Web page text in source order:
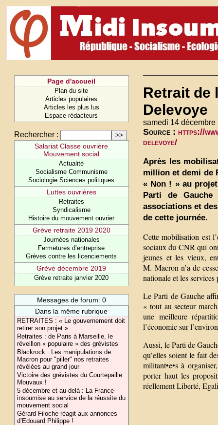
Page d'accueil
Plan du site
Articles populaires
Articles les plus lus
Espace rédacteurs
Rechercher :
Salariat Classe ouvrière
Mouvement social
Actualité
Socialisme Communisme
Sociologie Sciences politiques
Luttes ouvrières
Retraites
Syndicalisme
Histoire du mouvement ouvrier
Grève retraite 2019 2020
Journées nationales
Fermetures d’entreprise
Grèves contre les licenciements
Grève décembre 2019
Grève retraite janvier 2020
Messages de forum: 0
Dans la même rubrique
RETRAITES : « Le gouvernement doit
retirer son projet »
Retraites : de Paris à Marseille, le
réveillon « populaire » des grévistes
Blackrock : Les manipulations de
Macron pour "piller" nos retraites
révélées au grand jour
Victoire des grévistes du Courtepaille
Mouvaux !
5 décembre et au-delà : La France
insoumise au service de la réussite du
mouvement social
Gérard Filoche réagit aux annonces
d’Edouard Philippe !
Retrait de
Delevoye
samedi 14 décembre
Source : https://
delevoye/
Après les
million et demi de
« Non ! » au
Parti de Gauche
associations et
de cette journée.
Cette mobilisation est
sociaux du CNR qui
jeunes et les vieux,
M. Macron n’a de
nationale et les
Le Parti de Gauche
« tout au secteur
une meilleure
l’économie sur
Aussi, le Parti de
qu’elles soient le fait
militant•e•s à
porter haut les
réellement Liberté,